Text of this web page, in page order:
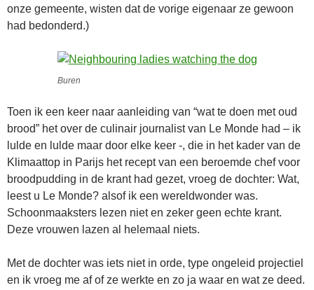
onze gemeente, wisten dat de vorige eigenaar ze gewoon
had bedonderd.)
Buren
Toen ik een keer naar aanleiding van “wat te doen met oud
brood” het over de culinair journalist van Le Monde had – ik
lulde en lulde maar door elke keer -, die in het kader van de
Klimaattop in Parijs het recept van een beroemde chef voor
broodpudding in de krant had gezet, vroeg de dochter: Wat,
leest u Le Monde? alsof ik een wereldwonder was.
Schoonmaaksters lezen niet en zeker geen echte krant.
Deze vrouwen lazen al helemaal niets.
Met de dochter was iets niet in orde, type ongeleid projectiel
en ik vroeg me af of ze werkte en zo ja waar en wat ze deed.